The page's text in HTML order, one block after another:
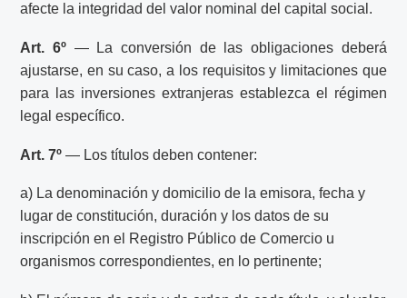
afecte la integridad del valor nominal del capital social.
Art. 6º — La conversión de las obligaciones deberá
ajustarse, en su caso, a los requisitos y limitaciones que
para las inversiones extranjeras establezca el régimen
legal específico.
Art. 7º — Los títulos deben contener:
a) La denominación y domicilio de la emisora, fecha y
lugar de constitución, duración y los datos de su
inscripción en el Registro Público de Comercio u
organismos correspondientes, en lo pertinente;